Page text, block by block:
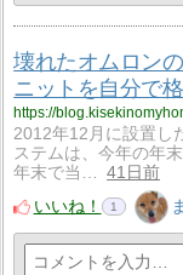
壊れたオムロン
ニットを自分で
https://
2012年12月に設置し
ステムは、今年の年
年末で当…
41日前
いいね！
1